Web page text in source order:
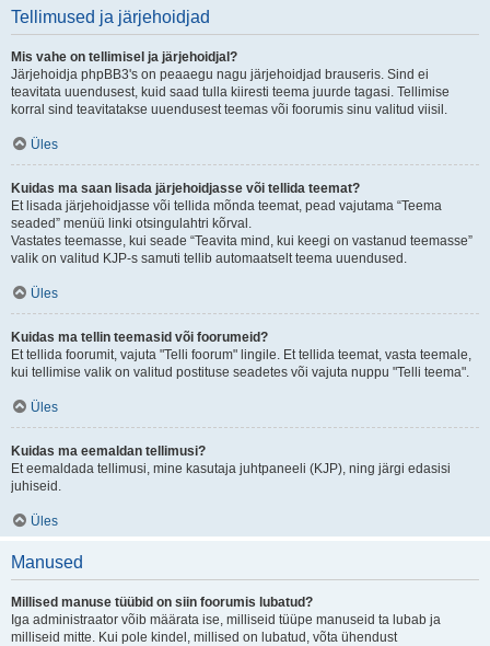
Tellimused ja järjehoidjad
Mis vahe on tellimisel ja järjehoidjal?
Järjehoidja phpBB3's on peaaegu nagu järjehoidjad brauseris. Sind ei
teavitata uuendusest, kuid saad tulla kiiresti teema juurde tagasi. Tellimise
korral sind teavitatakse uuendusest teemas või foorumis sinu valitud viisil.
Üles
Kuidas ma saan lisada järjehoidjasse või tellida teemat?
Et lisada järjehoidjasse või tellida mõnda teemat, pead vajutama “Teema
seaded” menüü linki otsingulahtri kõrval.
Vastates teemasse, kui seade “Teavita mind, kui keegi on vastanud teemasse”
valik on valitud KJP-s samuti tellib automaatselt teema uuendused.
Üles
Kuidas ma tellin teemasid või foorumeid?
Et tellida foorumit, vajuta "Telli foorum" lingile. Et tellida teemat, vasta teemale,
kui tellimise valik on valitud postituse seadetes või vajuta nuppu "Telli teema".
Üles
Kuidas ma eemaldan tellimusi?
Et eemaldada tellimusi, mine kasutaja juhtpaneeli (KJP), ning järgi edasisi
juhiseid.
Üles
Manused
Millised manuse tüübid on siin foorumis lubatud?
Iga administraator võib määrata ise, milliseid tüüpe manuseid ta lubab ja
milliseid mitte. Kui pole kindel, millised on lubatud, võta ühendust